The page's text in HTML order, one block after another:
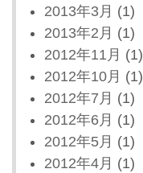
2013年3月 (1)
2013年2月 (1)
2012年11月 (1)
2012年10月 (1)
2012年7月 (1)
2012年6月 (1)
2012年5月 (1)
2012年4月 (1)